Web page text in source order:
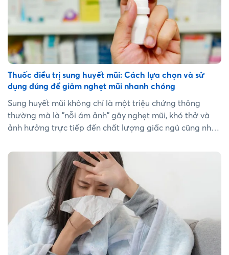
Thuốc điều trị sung huyết mũi: Cách lựa chọn và sử
dụng đúng để giảm nghẹt mũi nhanh chóng
Sung huyết mũi không chỉ là một triệu chứng thông
thường mà là "nỗi ám ảnh" gây nghẹt mũi, khó thở và
ảnh hưởng trực tiếp đến chất lượng giấc ngủ cũng như
thuốc điều trị sung huyết mũi mà không hiểu rõ cơ chế
có thể dẫn đến tình trạng lệ thuộc thuốc hoặc gây tổn
thương niêm mạc mãn tính. Bài viết này sẽ cung cấp cái
nhìn toàn diện giúp bạn lựa chọn đúng loại thuốc và sử
dụng an toàn nhất....